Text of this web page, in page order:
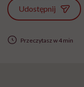
Udostępnij
Przeczytasz w 4 min